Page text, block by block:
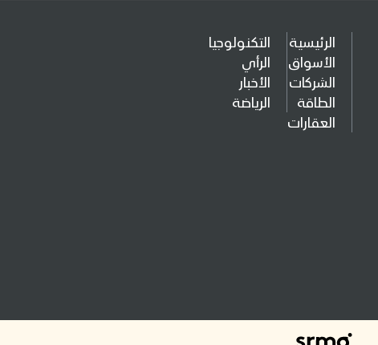
الرئيسية
الأسواق
الشركات
الطاقة
العقارات
التكنولوجيا
الرأي
الأخبار
الرياضة